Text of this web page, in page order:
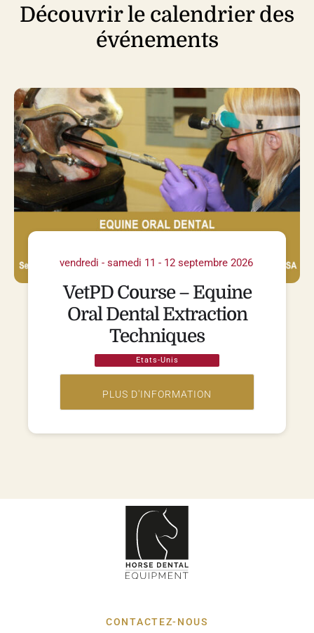
Découvrir le calendrier des
événements
vendredi - samedi 11 - 12 septembre 2026
VetPD Course – Equine
Oral Dental Extraction
Techniques
Etats-Unis
CONTACTEZ-NOUS